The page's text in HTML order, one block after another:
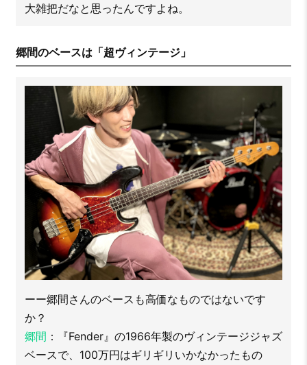
大雑把だなと思ったんですよね。
郷間のベースは「超ヴィンテージ」
ーー郷間さんのベースも高価なものではないです
か？
郷間 ：『Fender』の1966年製のヴィンテージジャズ
ベースで、100万円はギリギリいかなかったもの